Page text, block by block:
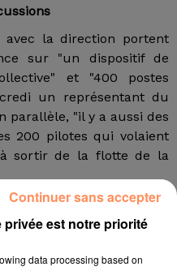
avec la direction portent
sur "un dispositif de
et "400 postes
un représentant du
parallèle, "il y a aussi des
200 pilotes qui volaient
à sortir de la flotte de la
a été identifié" chez les
le syndicat SNGAF, et
visés par la direction
avait indiqué en mai
est notre priorité
data processing based on
Continuer sans accepter